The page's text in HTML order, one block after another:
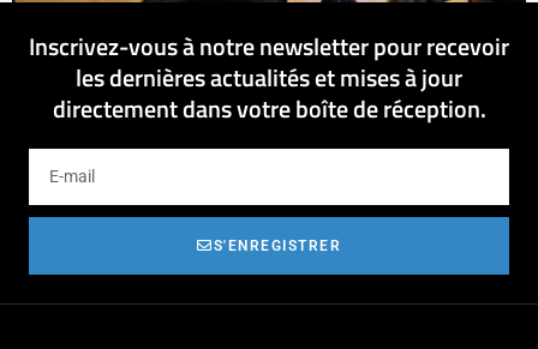
Inscrivez-vous à notre newsletter pour recevoir
les dernières actualités et mises à jour
directement dans votre boîte de réception.
S'ENREGISTRER